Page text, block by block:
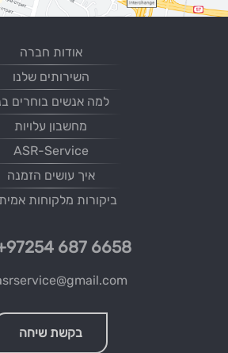
אודות חברה
השירותים שלנו
למה אנשים בוחרים
מחשבון עלויות
ASR-Service
איך עושים הזמנה
ביקורות מלקוחות
687 6658
בקשת שיחה